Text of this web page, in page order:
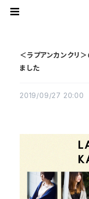
＜ラプアンカンクリ
ました
2019/09/27 20:00